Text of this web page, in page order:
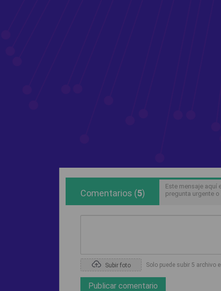
Comentarios (5)
Este mensaje aquí
pregunta urgente
Subir foto Solo puede subir 5 archivo
Publicar comentario